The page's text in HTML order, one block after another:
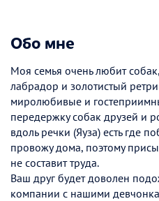
Обо мне
Моя семья очень любит
лабрадор и золотистый
миролюбивые и
передержку собак друзей и
вдоль речки (Яуза) есть где
провожу дома, поэтому
не составит труда.
Ваш друг будет доволен
компании с нашими